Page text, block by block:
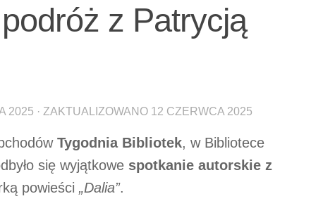
z Patrycją
2025 · ZAKTUALIZOWANO 12 CZERWCA 2025
Tygodnia Bibliotek, w Bibliotece
się wyjątkowe spotkanie autorskie z
powieści „Dalia”.